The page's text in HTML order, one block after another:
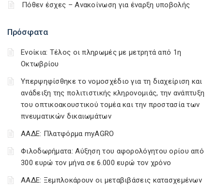
Πρόσφατα
Ενοίκια: Τέλος οι πληρωμές με μετρητά από 1η
Οκτωβρίου
Υπερψηφίσθηκε το νομοσχέδιο για τη διαχείριση και
ανάδειξη της πολιτιστικής κληρονομιάς, την ανάπτυξη
του οπτικοακουστικού τομέα και την προστασία των
πνευματικών δικαιωμάτων
ΑΑΔΕ: Πλατφόρμα myAGRO
Φιλοδωρήματα: Αύξηση του αφορολόγητου ορίου από
300 ευρώ τον μήνα σε 6.000 ευρώ τον χρόνο
ΑΑΔΕ: Ξεμπλοκάρουν οι μεταβιβάσεις κατασχεμένων
Πόθεν έσχες – Ανακοίνωση για έναρξη υποβολής